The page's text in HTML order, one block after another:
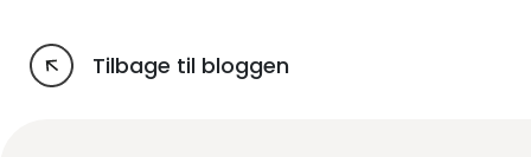
Tilbage til bloggen